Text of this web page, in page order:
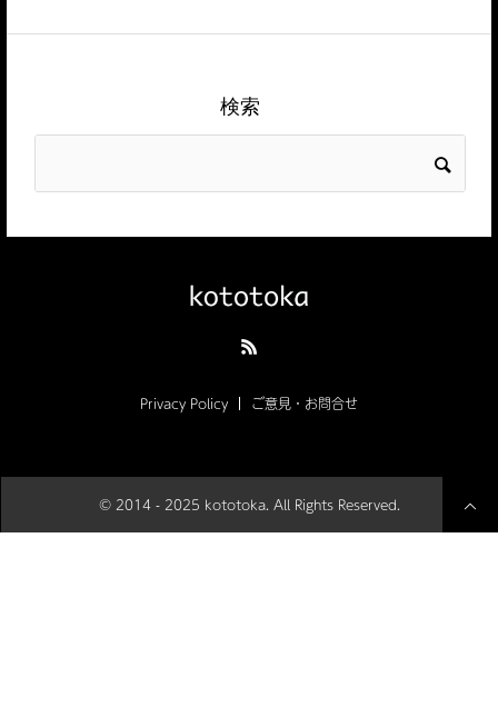
検索
Privacy Policy ご意見・お問合せ
© 2014 - 2025 kototoka. All Rights Reserved.